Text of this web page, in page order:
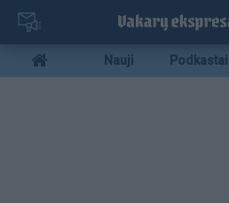
Pereiti
pagrindinį
turinį
Mobile
menu
Nauji Podkastai